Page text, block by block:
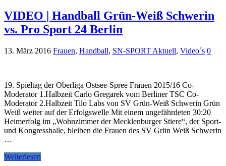
VIDEO | Handball Grün-Weiß Schwerin
vs. Pro Sport 24 Berlin
13. März 2016 Frauen, Handball, SN-SPORT Aktuell, Video´s 0
19. Spieltag der Oberliga Ostsee-Spree Frauen 2015/16 Co-
Moderator 1.Halbzeit Carlo Gregarek vom Berliner TSC Co-
Moderator 2.Halbzeit Tilo Labs von SV Grün-Weiß Schwerin Grün
Weiß weiter auf der Erfolgswelle Mit einem ungefährdeten 30:20
Heimerfolg im „Wohnzimmer der Mecklenburger Stiere“, der Sport-
und Kongresshalle, bleiben die Frauen des SV Grün Weiß Schwerin
…
Weiterlesen